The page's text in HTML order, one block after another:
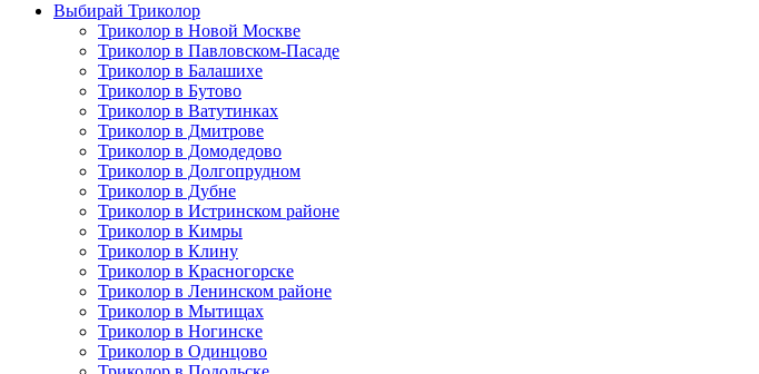
Выбирай Триколор
Триколор в Новой Москве
Триколор в Павловском-Пасаде
Триколор в Балашихе
Триколор в Бутово
Триколор в Ватутинках
Триколор в Дмитрове
Триколор в Домодедово
Триколор в Долгопрудном
Триколор в Дубне
Триколор в Истринском районе
Триколор в Кимры
Триколор в Клину
Триколор в Красногорске
Триколор в Ленинском районе
Триколор в Мытищах
Триколор в Ногинске
Триколор в Одинцово